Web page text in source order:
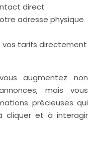
direct
adresse physique
vos tarifs directement
augmentez non
mais vous
précieuses qui
cliquer et à interagir